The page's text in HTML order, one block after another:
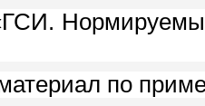
Нормируемые
по